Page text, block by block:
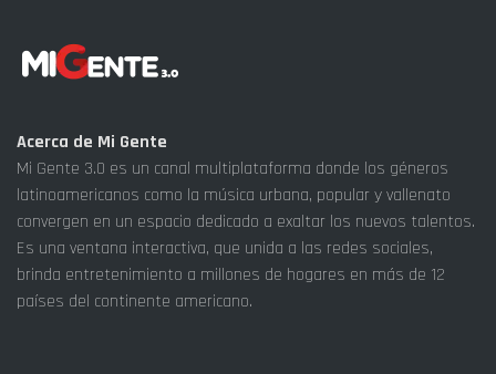
Acerca de Mi Gente
Mi Gente 3.0 es un canal multiplataforma donde los géneros
latinoamericanos como la música urbana, popular y vallenato
convergen en un espacio dedicado a exaltar los nuevos talentos.
Es una ventana interactiva, que unida a las redes sociales,
brinda entretenimiento a millones de hogares en más de 12
países del continente americano.